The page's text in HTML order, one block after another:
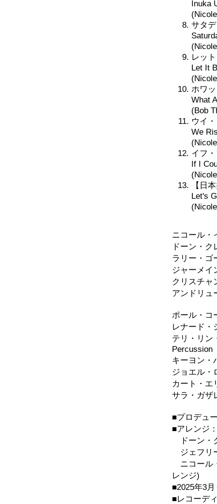
Inuka
サタ
レッ
Let It
ホワ
What
(Bob
ウイ
We
イフ
If I
【日
Let's
ニコール
ドーン・
ラリー・
ジャーメ
クリスチ
アンドリ
ポール・コ
レナード
テリ・リン
Percussion
キーヨン
ジョエル
カート・
サラ・ガザ
■プロデュ
■アレンジ
ドーン・
ジェフリ
ニコール
レンジ)
■2025年3
■レコーデ